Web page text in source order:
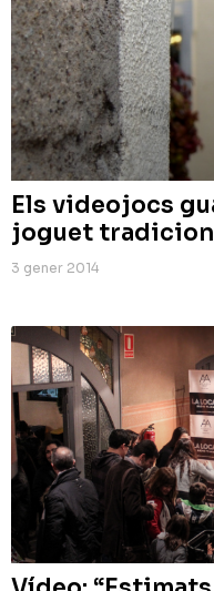
Els videojocs
joguet
3 gener 2014